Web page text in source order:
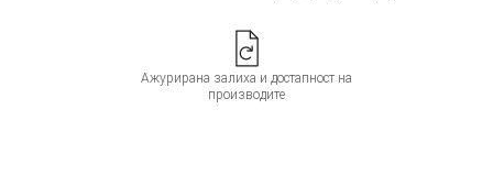
Ажурирана залиха и достапност на
производите